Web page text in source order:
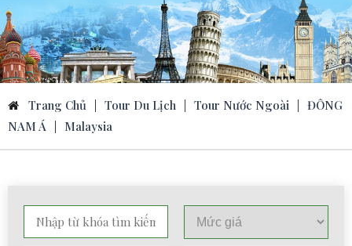
Trang Chủ Tour Du Lịch Tour Nước Ngoài
ĐÔNG
NAM Á
Malaysia